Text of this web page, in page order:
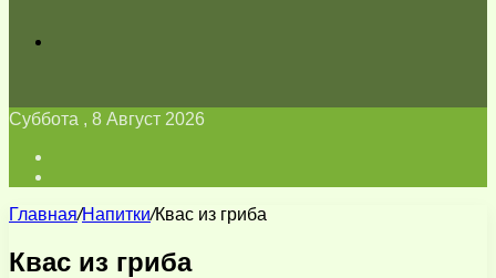
Суббота , 8 Август 2026
Главная/Напитки/Квас из гриба
Квас из гриба